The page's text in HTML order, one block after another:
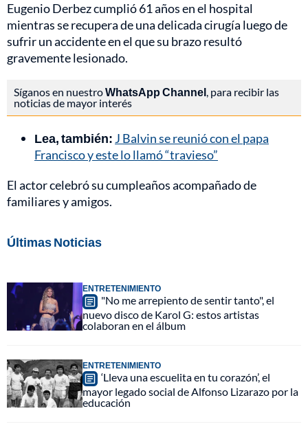
Eugenio Derbez cumplió 61 años en el hospital
mientras se recupera de una delicada cirugía luego de
sufrir un accidente en el que su brazo resultó
gravemente lesionado.
Síganos en nuestroWhatsApp Channel, para recibir las
noticias de mayor interés
Lea, también: J Balvin se reunió con el papa
Francisco y este lo llamó “travieso”
El actor celebró su cumpleaños acompañado de
familiares y amigos.
Últimas Noticias
ENTRETENIMIENTO
"No me arrepiento de sentir tanto", el
nuevo disco de Karol G: estos artistas
colaboran en el álbum
ENTRETENIMIENTO
‘Lleva una escuelita en tu corazón’, el
mayor legado social de Alfonso Lizarazo por la
educación